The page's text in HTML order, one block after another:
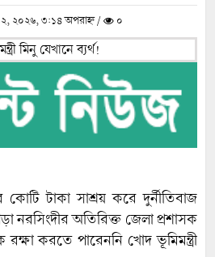
২০২৬, ৩:১৪ অপরাহ্ন / ০
টাকা সাশ্রয় করে দুর্নীতিবাজ
নরসিংদীর অতিরিক্ত জেলা প্রশাসক
করতে পারেননি খোদ ভূমিমন্ত্রী